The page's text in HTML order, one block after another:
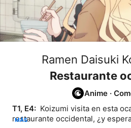
Ramen Daisuki
Restaurante
Anime ·
T1, E4: Koizumi visita en esta
restaurante occidental, ¿y
MÁS